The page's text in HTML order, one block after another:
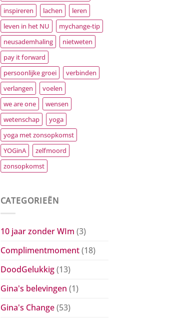
inspireren
lachen
leren
leven in het NU
mychange-tip
neusademhaling
nietweten
pay it forward
persoonlijke groei
verbinden
verlangen
voelen
we are one
wensen
wetenschap
yoga
yoga met zonsopkomst
YOGinA
zelfmoord
zonsopkomst
CATEGORIEËN
10 jaar zonder WIm (3)
Complimentmoment(18)
DoodGelukkig(13)
Gina's belevingen (1)
Gina's Change(53)